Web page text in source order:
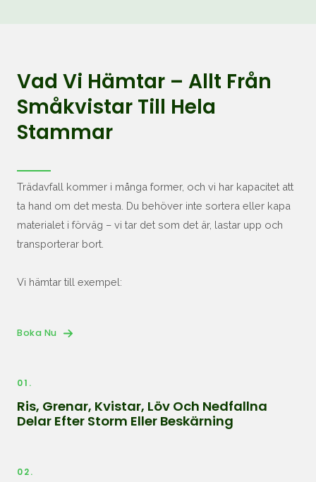
Vad Vi Hämtar – Allt Från
Småkvistar Till Hela
Stammar
Trädavfall kommer i många former, och vi har kapacitet att
ta hand om det mesta. Du behöver inte sortera eller kapa
materialet i förväg – vi tar det som det är, lastar upp och
transporterar bort.
Vi hämtar till exempel:
Boka Nu
01.
Ris, Grenar, Kvistar, Löv Och Nedfallna
Delar Efter Storm Eller Beskärning
02.